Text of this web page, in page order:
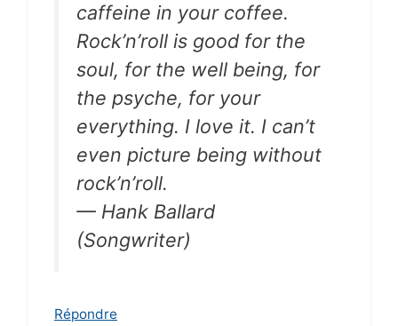
caffeine in your coffee.
Rock’n’roll is good for the
soul, for the well being, for
the psyche, for your
everything. I love it. I can’t
even picture being without
rock’n’roll.
— Hank Ballard
(Songwriter)
Répondre